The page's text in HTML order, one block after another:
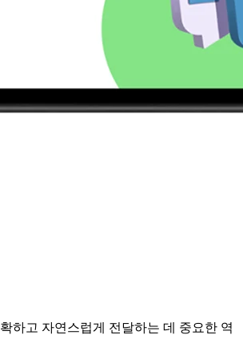
하고 자연스럽게 전달하는 데 중요한 역